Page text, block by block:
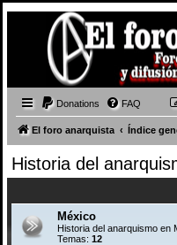
Donations FAQ
El foro anarquista Índice
Historia del
México
Historia del anarquismo en
Temas: 12